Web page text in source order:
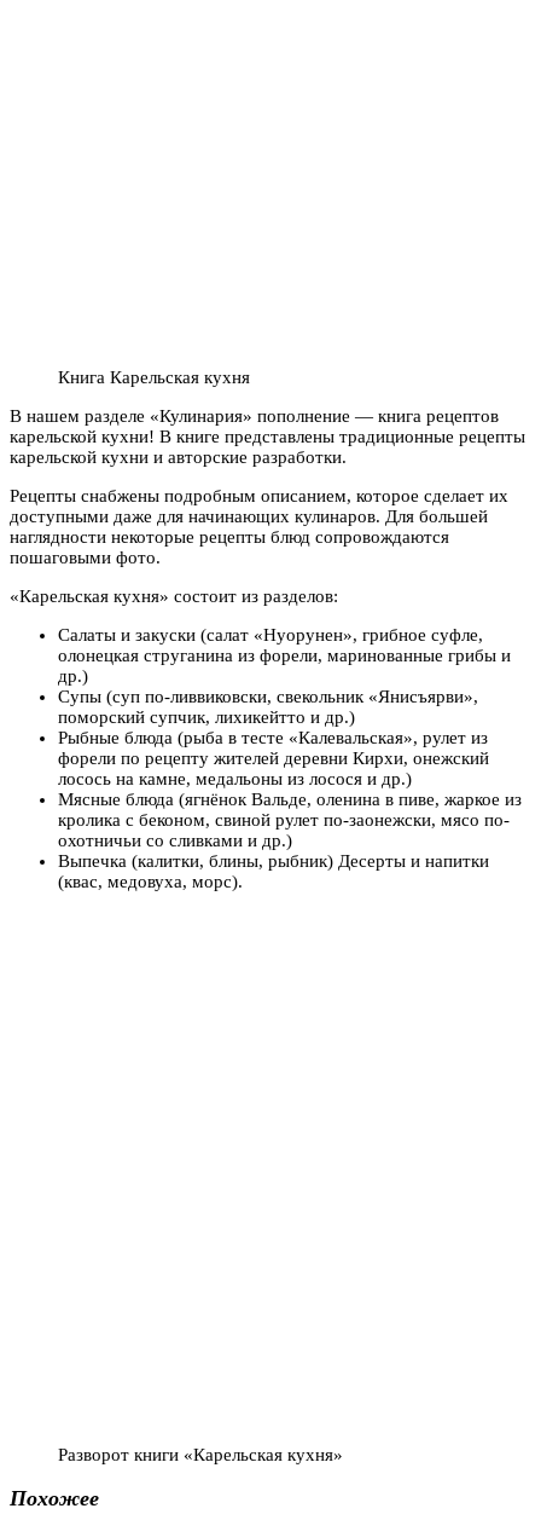
Книга Карельская кухня
В нашем разделе «Кулинария» пополнение — книга рецептов
карельской кухни! В книге представлены традиционные рецепты
карельской кухни и авторские разработки.
Рецепты снабжены подробным описанием, которое сделает их
доступными даже для начинающих кулинаров. Для большей
наглядности некоторые рецепты блюд сопровождаются
пошаговыми фото.
«Карельская кухня» состоит из разделов:
Салаты и закуски (салат «Нуорунен», грибное суфле,
олонецкая струганина из форели, маринованные грибы и
др.)
Супы (суп по-ливвиковски, свекольник «Янисъярви»,
поморский супчик, лихикейтто и др.)
Рыбные блюда (рыба в тесте «Калевальская», рулет из
форели по рецепту жителей деревни Кирхи, онежский
лосось на камне, медальоны из лосося и др.)
Мясные блюда (ягнёнок Вальде, оленина в пиве, жаркое из
кролика с беконом, свиной рулет по-заонежски, мясо по-
охотничьи со сливками и др.)
Выпечка (калитки, блины, рыбник) Десерты и напитки
(квас, медовуха, морс).
Разворот книги «Карельская кухня»
Похожее